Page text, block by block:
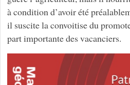
à condition d’avoir été
il suscite la convoitise du
part importante des vacanciers.